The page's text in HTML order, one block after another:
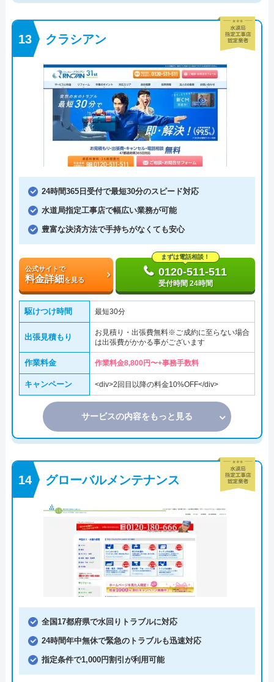
クラシアン
24時間365日受付で最短30分のスピード対応
水道局指定工事店で幅広い業務が可能
豊富な決済方法で手持ちがなくても安心
公式サイトで
料金詳細を見る
まずは電話相談！
0120-511-511
受付時間 24時間
駆けつけ時間 最短30分
出張見積もり
お見積り・出張費無料※ご成約に至らない場合
は出張費がかかる事がございます
作業料金 作業料金8,800円〜+事務手数料
キャンペーン <div>2回目以降の料金10%OFF</div>
サービスの内容をもっと見る
グローバルメンテナンス
全国17都府県で水回りトラブルに対応
24時間年中無休で緊急のトラブルも迅速対応
指定条件で1,000円割引が利用可能